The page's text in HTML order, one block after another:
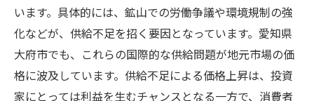
います。具体的には、鉱山での労働争議や環境規制の強
化などが、供給不足を招く要因となっています。愛知県
大府市でも、これらの国際的な供給問題が地元市場の価
格に波及しています。供給不足による価格上昇は、投資
家にとっては利益を生むチャンスとなる一方で、消費者